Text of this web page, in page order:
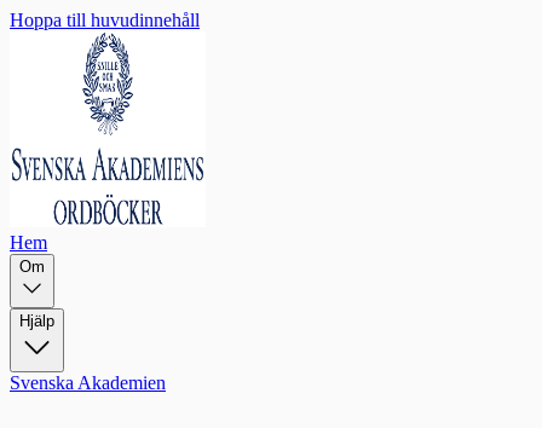
Hoppa till huvudinnehåll
Hem
Om
Hjälp
Svenska Akademien